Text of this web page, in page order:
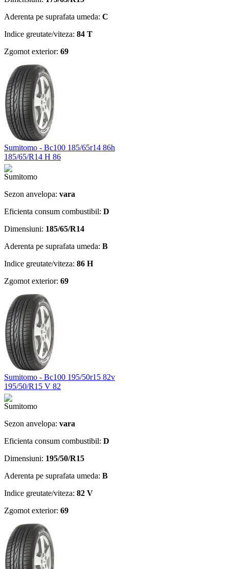
Aderenta pe suprafata umeda: C
Indice greutate/viteza: 84 T
Zgomot exterior: 69
Sumitomo - Bc100 185/65r14 86h
185/65/R14 H 86
Sezon anvelopa: vara
Eficienta consum combustibil: D
Dimensiuni: 185/65/R14
Aderenta pe suprafata umeda: B
Indice greutate/viteza: 86 H
Zgomot exterior: 69
Sumitomo - Bc100 195/50r15 82v
195/50/R15 V 82
Sezon anvelopa: vara
Eficienta consum combustibil: D
Dimensiuni: 195/50/R15
Aderenta pe suprafata umeda: B
Indice greutate/viteza: 82 V
Zgomot exterior: 69